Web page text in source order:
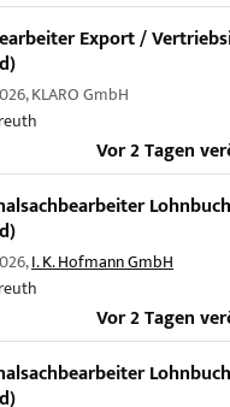
Export /
KLARO GmbH
Vor 2 Tagen
I. K. Hofmann GmbH
Vor 2 Tagen